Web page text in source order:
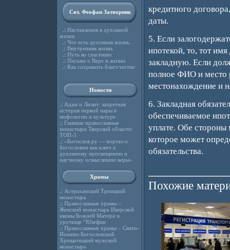
Свт. Феофан Затворник
.: Наставления в духовной
жизни
.: Что есть духовная жизнь
.: Внутренняя жизнь
.: Путь ко спасению
.: Письма о Вере и жизни
.: Как сохранить благочестие
Новости
.: Адам и Лилит: запретная
история первой пары в
мифологии и культуре
.: Главные православные
монастыри Тверской области:
ТОП-5
.: «Богослов.ру — портал о
богословии как ключ к
духовному просвещению и
научному осмыслению веры»
Храмы
.: Астраханский Троицкий
монастырь
.: Православные храмы –
Женский монастырь Иверской
иконы Божией Матери в
урочище “Юзефин
.: Православные храмы – Свято-
Иоанно-Богословский
Хрещатицкий мужской
монастырь
кредитного
даты.
5. Если
ипотекой, то, тот
закладную. Если
полное ФИО и место
местонахождение и
6. Закладная
обеспечиваемое
уплате. Обе стороны
которое может
обязательства.
Похожие